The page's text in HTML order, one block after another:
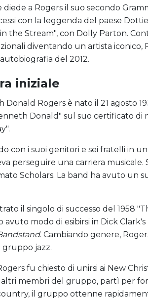
a Rogers il suo secondo
con la leggenda del paese
the Stream", con Dolly Parton.
diventando un artista iconico,
del 2012.
iniziale
Rogers è nato il 21 agosto
Donald" sul suo certificato di
con i suoi genitori e sei fratelli in
perseguire una carriera musicale.
Scholars. La band ha avuto un
il singolo di successo del 1958
modo di esibirsi in Dick
. Cambiando genere,
gruppo jazz.
fu chiesto di unirsi ai New
membri del gruppo, partì per
il gruppo ottenne